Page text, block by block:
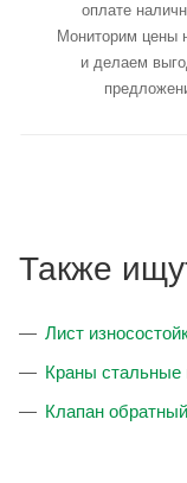
оплате
Мониторим цены
и делаем
Также
Лист
Краны
Клапан